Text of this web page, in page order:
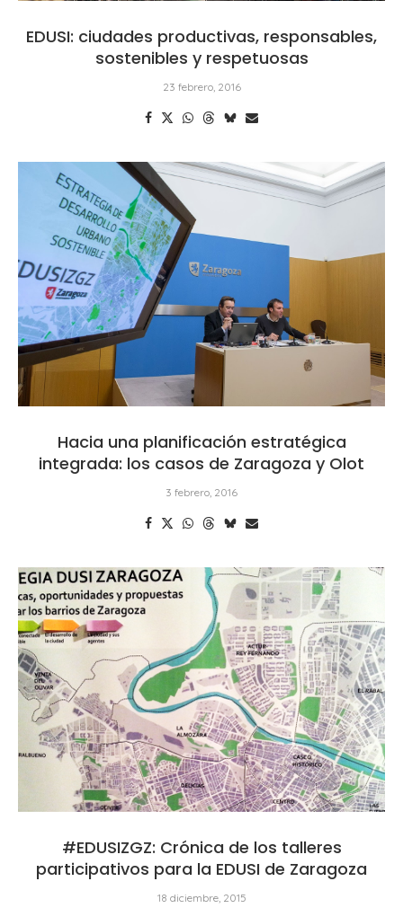
EDUSI: ciudades productivas, responsables,
sostenibles y respetuosas
23 febrero, 2016
Hacia una planificación estratégica
integrada: los casos de Zaragoza y Olot
3 febrero, 2016
#EDUSIZGZ: Crónica de los talleres
participativos para la EDUSI de Zaragoza
18 diciembre, 2015